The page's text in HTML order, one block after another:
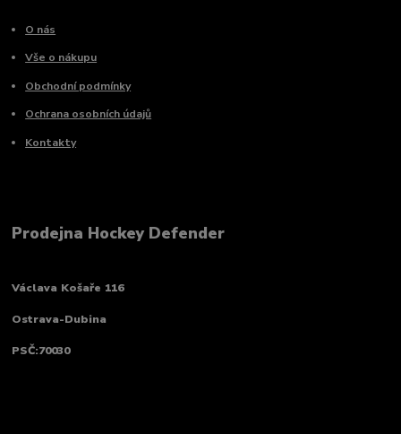
O nás
Vše o nákupu
Obchodní podmínky
Ochrana osobních údajů
Kontakty
Prodejna Hockey Defender
Václava Košaře 116
Ostrava-Dubina
PSČ:70030